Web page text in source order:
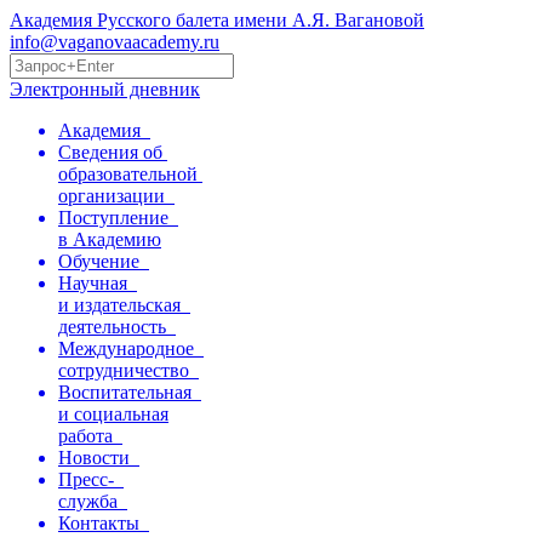
Академия Русского балета имени А.Я. Вагановой
info@vaganovaacademy.ru
Электронный дневник
Академия
Сведения об
образовательной
организации
Поступление
в Академию
Обучение
Научная
и издательская
деятельность
Международное
сотрудничество
Воспитательная
и социальная
работа
Новости
Пресс-
служба
Контакты